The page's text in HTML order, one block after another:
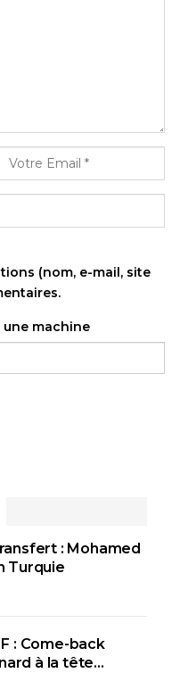
(nom, e-mail, site
une machine
: Mohamed
Turquie
: Come-back
à la tête…